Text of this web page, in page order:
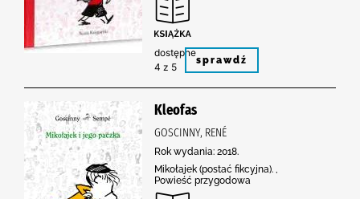
dostępne
4 z 5
sprawdź
Kleofas
GOSCINNY, RENÉ
Rok wydania: 2018.
Mikołajek (postać fikcyjna). ,
Powieść przygodowa